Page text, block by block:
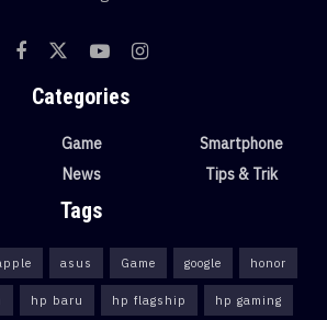
Categories
Game
News
Smartphone
Tips & Trik
Tags
asus Game google honor
hp baru hp flagship hp gaming